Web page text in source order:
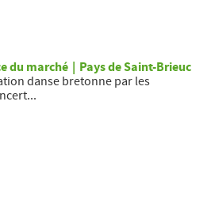
du marché
Pays de Saint-Brieuc
danse bretonne par les